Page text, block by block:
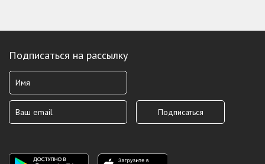
Подписаться на рассылку